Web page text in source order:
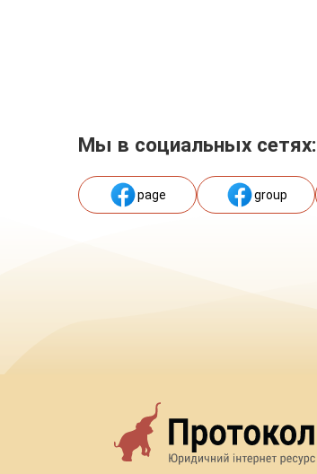
Мы в социальных сетях:
page group